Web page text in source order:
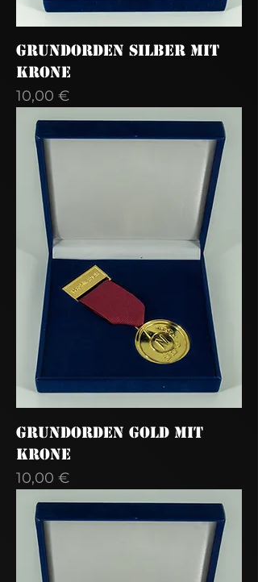
Grundorden Silber mit
Krone
Preis
10,00 €
Grundorden Gold mit
Krone
Preis
10,00 €